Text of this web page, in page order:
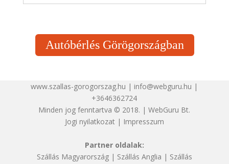
Autóbérlés Görögországban
www.szallas-gorogorszag.hu | info@webguru.hu |
+3646362724
Minden jog fenntartva © 2018. | WebGuru Bt.
Jogi nyilatkozat| Impresszum
Partner oldalak:
Szállás Magyarország| Szállás Anglia | Szállás